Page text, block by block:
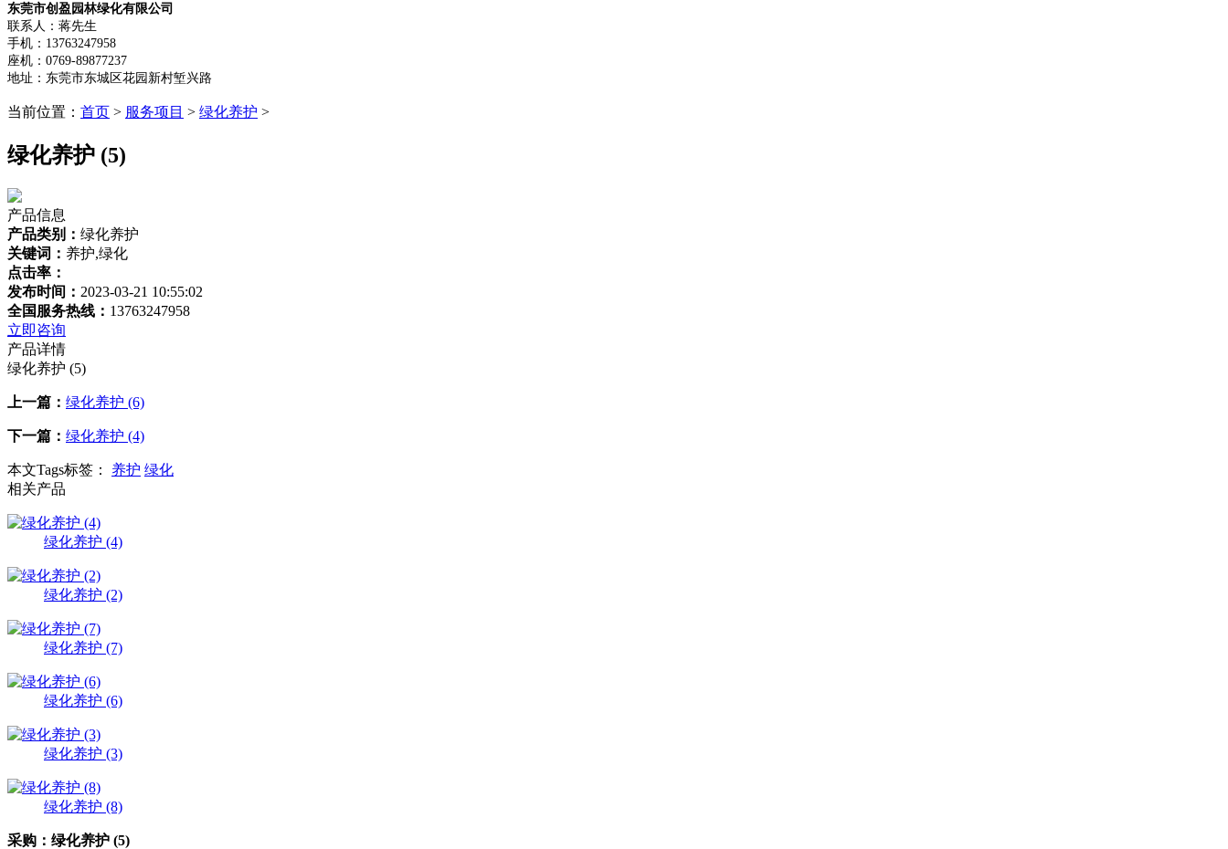
东莞市创盈园林绿化有限公司
联系人：蒋先生
手机：13763247958
座机：0769-89877237
地址：东莞市东城区花园新村堑兴路
当前位置： 首页 > 服务项目 > 绿化养护 >
绿化养护 (5)
产品信息
产品类别： 绿化养护
关键词： 养护,绿化
点击率：
发布时间： 2023-03-21 10:55:02
全国服务热线： 13763247958
立即咨询
产品详情
绿化养护 (5)
上一篇： 绿化养护 (6)
下一篇： 绿化养护 (4)
本文Tags标签： 养护 绿化
相关产品
绿化养护 (4)
绿化养护 (2)
绿化养护 (7)
绿化养护 (6)
绿化养护 (3)
绿化养护 (8)
采购： 绿化养护 (5)